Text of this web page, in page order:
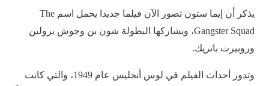
يذكر أن إيما ستون تصور الآن فيلما جديدا يحمل اسم The
Gangster Squad، ويشاركها البطولة شون بن وجوش برولين
وروبيرت باتريك.
وتدور أحداث الفيلم في لوس أنجليس عام 1949، والتي كانت